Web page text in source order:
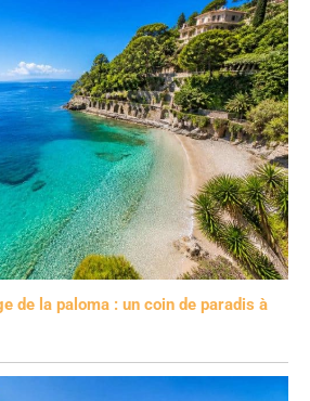
de la paloma : un coin de paradis à